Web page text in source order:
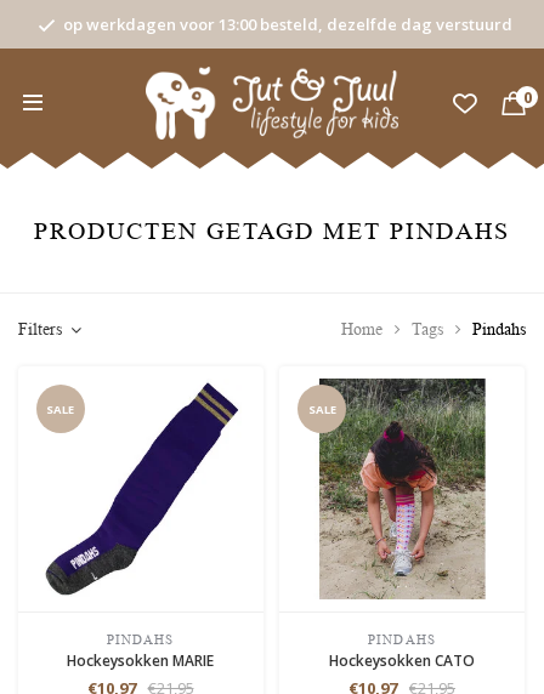
op werkdagen voor 13:00 besteld, dezelfde dag verstuurd
0
PRODUCTEN GETAGD MET PINDAHS
Filters Home Tags Pindahs
SALE
PINDAHS
Hockeysokken MARIE
€10,97 €21,95
SALE
PINDAHS
Hockeysokken CATO
€10,97 €21,95